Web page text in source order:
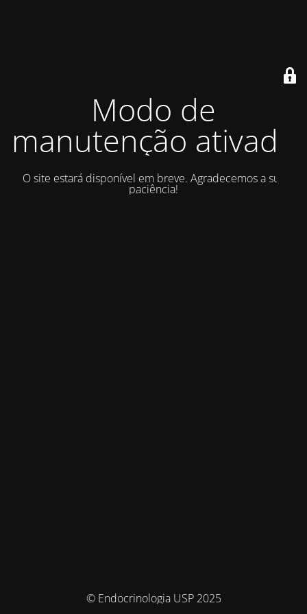
Modo de
manutenção ativado
O site estará disponível em breve. Agradecemos a sua
paciência!
© Endocrinologia USP 2025